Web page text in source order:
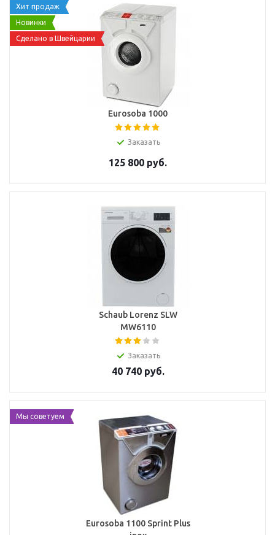
Хит продаж
Новинки
Сделано в Швейцарии
Eurosoba 1000
Заказать
125 800 руб.
Schaub Lorenz SLW
MW6110
Заказать
40 740руб.
Мы советуем
Eurosoba 1100 Sprint Plus